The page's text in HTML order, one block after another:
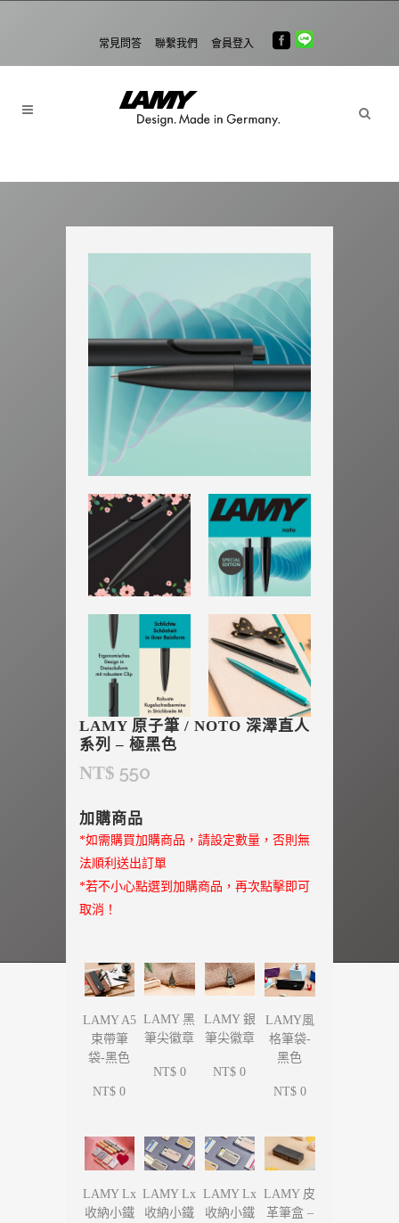
常見問答 聯繫我們 會員登入
LAMY 原子筆 / NOTO 深澤直人
系列 – 極黑色
NT$ 550
加購商品
*如需購買加購商品，請設定數量，否則無
法順利送出訂單
*若不小心點選到加購商品，再次點擊即可
取消！
LAMY A5
束帶筆
袋-黑色
NT$ 0
LAMY 黑
筆尖徽章
NT$ 0
LAMY 銀
筆尖徽章
NT$ 0
LAMY風
格筆袋-
黑色
NT$ 0
LAMY Lx
收納小鐵
LAMY Lx
收納小鐵
LAMY Lx
收納小鐵
LAMY 皮
革筆盒 –